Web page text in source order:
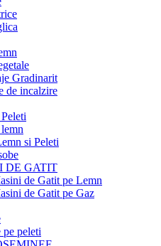
Gradinarit
de incalzire
si Peleti
DE GATIT
de Gatit pe Lemn
de Gatit pe Gaz
pe peleti